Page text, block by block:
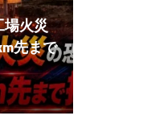
場火災
先まで